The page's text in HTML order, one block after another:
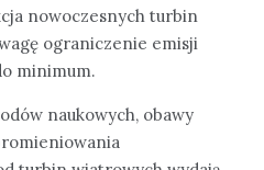
nowoczesnych turbin
ograniczenie emisji
minimum.
naukowych, obawy